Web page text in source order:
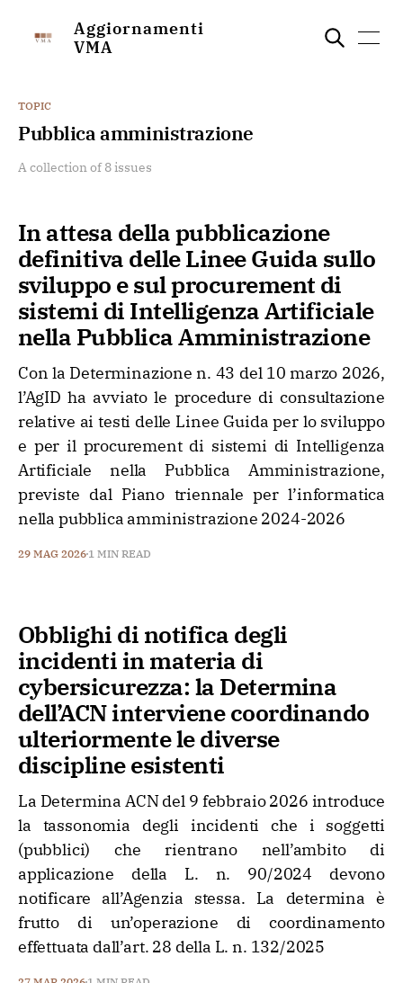
Aggiornamenti
VMA
TOPIC
Pubblica amministrazione
A collection of 8 issues
In attesa della pubblicazione
definitiva delle Linee Guida sullo
sviluppo e sul procurement di
sistemi di Intelligenza Artificiale
nella Pubblica Amministrazione
Con la Determinazione n. 43 del 10 marzo 2026,
l’AgID ha avviato le procedure di consultazione
relative ai testi delle Linee Guida per lo sviluppo
e per il procurement di sistemi di Intelligenza
Artificiale nella Pubblica Amministrazione,
previste dal Piano triennale per l’informatica
nella pubblica amministrazione 2024-2026
29 MAG 2026 1 MIN READ
Obblighi di notifica degli
incidenti in materia di
cybersicurezza: la Determina
dell’ACN interviene coordinando
ulteriormente le diverse
discipline esistenti
La Determina ACN del 9 febbraio 2026 introduce
la tassonomia degli incidenti che i soggetti
(pubblici) che rientrano nell’ambito di
applicazione della L. n. 90/2024 devono
notificare all’Agenzia stessa. La determina è
frutto di un’operazione di coordinamento
effettuata dall’art. 28 della L. n. 132/2025